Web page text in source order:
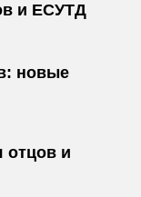
и ЕСУТД
новые
отцов и